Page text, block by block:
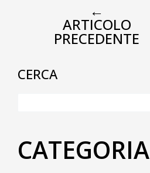
←
ARTICOLO
PRECEDENTE
CERCA
CATEGORIA